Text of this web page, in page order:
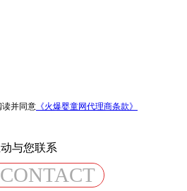
读并同意 《火爆婴童网代理商条款》
与您联系
CONTACT